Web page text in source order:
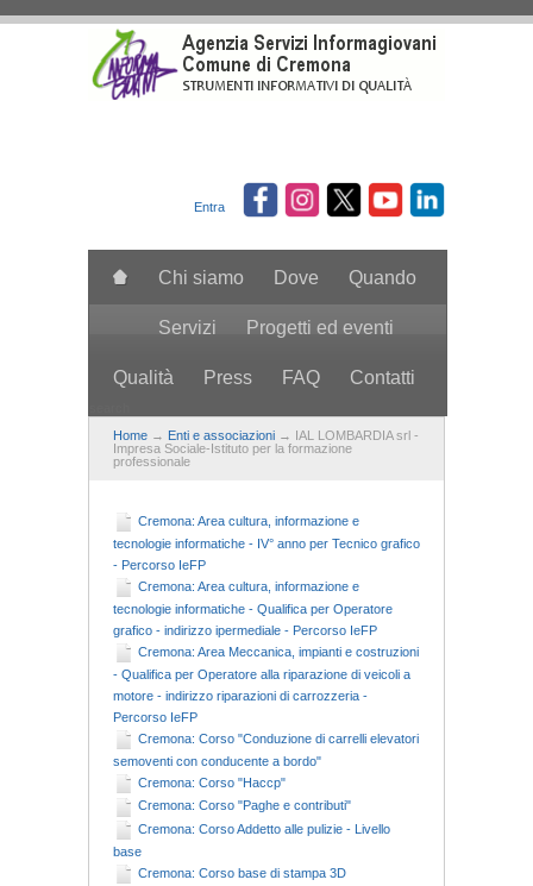
Entra
Chi siamo Dove Quando
Servizi Progetti ed eventi
Qualità Press FAQ Contatti
Home → Enti e associazioni → IAL LOMBARDIA srl -
Impresa Sociale-Istituto per la formazione
professionale
Cremona: Area cultura, informazione e
tecnologie informatiche - IV° anno per Tecnico grafico
- Percorso IeFP
Cremona: Area cultura, informazione e
tecnologie informatiche - Qualifica per Operatore
grafico - indirizzo ipermediale - Percorso IeFP
Cremona: Area Meccanica, impianti e costruzioni
- Qualifica per Operatore alla riparazione di veicoli a
motore - indirizzo riparazioni di carrozzeria -
Percorso IeFP
Cremona: Corso "Conduzione di carrelli elevatori
semoventi con conducente a bordo"
Cremona: Corso "Haccp"
Cremona: Corso "Paghe e contributi"
Cremona: Corso Addetto alle pulizie - Livello
base
Cremona: Corso base di stampa 3D